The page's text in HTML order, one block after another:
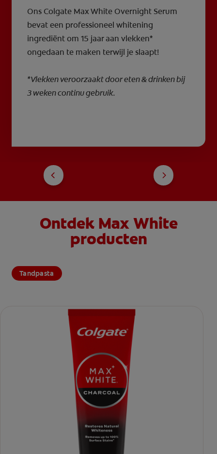
Ons Colgate Max White Overnight Serum
bevat een professioneel whitening
ingrediënt om 15 jaar aan vlekken*
ongedaan te maken terwijl je slaapt!
*Vlekken veroorzaakt door eten & drinken bij
3 weken continu gebruik.
Ontdek Max White
producten
Tandpasta